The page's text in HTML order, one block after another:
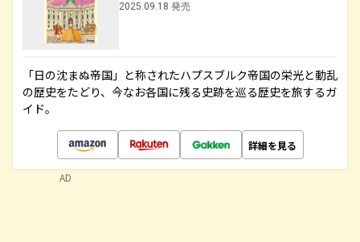
2025.09.18 発売
「日の沈まぬ帝国」と称されたハプスブルク帝国の栄光と動乱
の歴史をたどり、今なお各国に残る史跡を巡る歴史を旅するガ
イド。
詳細を見る
AD